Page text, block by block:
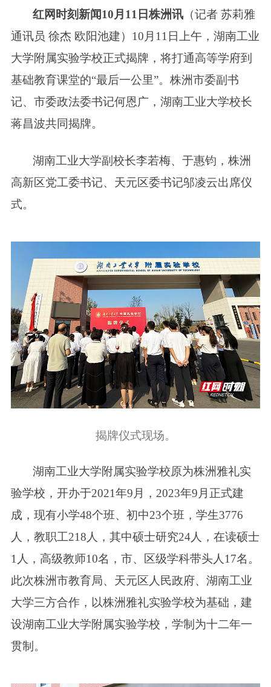
红网时刻新闻10月11日株洲讯（记者 苏莉雅
通讯员 徐杰 欧阳池建）10月11日上午，湖南工业
大学附属实验学校正式揭牌， 将打通高等学府到
基础教育课堂的“最后一公里”。株洲市委副书
记、市委政法委书记何恩广，湖南工业大学校长
蒋昌波共同揭牌。
湖南工业大学副校长李若梅、于惠钧 ，株洲
高新区党工委书记、天元区委书记邬凌云出席仪
式。
揭牌仪式现场。
湖南工业大学附属实验学校原为株洲雅礼实
验学校，开办于2021年9月，2023年9月正式建
成，现有小学48个班、初中23个班，学生3776
人，教职工218人，其中硕士研究24人，在读硕士
1人，高级教师10名，市、区级学科带头人17名。
此次株洲市教育局、天元区人民政府、湖南工业
大学三方合作，以株洲雅礼实验学校为基础，建
设湖南工业大学附属实验学校，学制为十二年一
贯制。